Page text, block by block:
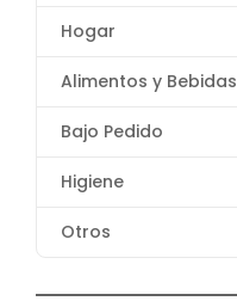
Hogar
Alimentos y Bebidas
Bajo Pedido
Higiene
Otros